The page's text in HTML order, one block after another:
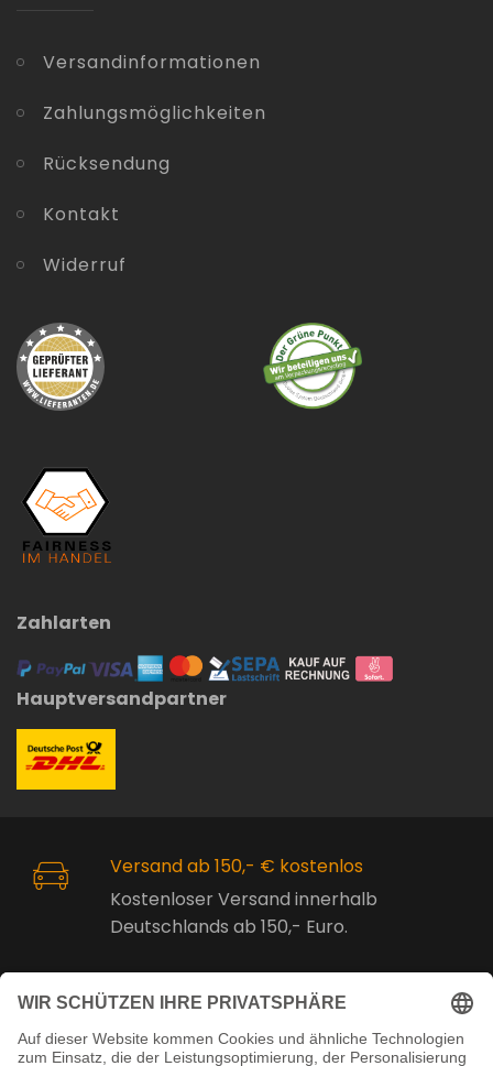
Versandinformationen
Zahlungsmöglichkeiten
Rücksendung
Kontakt
Widerruf
Zahlarten
Hauptversandpartner
Versand ab 150,- € kostenlos
Kostenloser Versand innerhalb
Deutschlands ab 150,- Euro.
Online Support
Kostenlose Beratung vor und nach